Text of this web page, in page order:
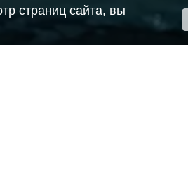
страниц сайта, вы